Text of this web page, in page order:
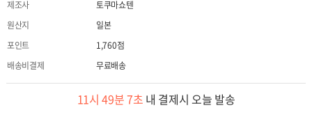
제조사
토쿠마쇼텐
원산지
일본
포인트
1,760점
배송비결제
무료배송
11시 49분 7초 내 결제시 오늘 발송